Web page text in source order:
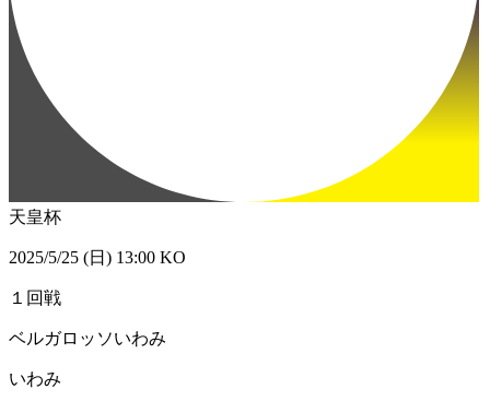
天皇杯
2025/5/25 (日) 13:00 KO
１回戦
ベルガロッソいわみ
いわみ